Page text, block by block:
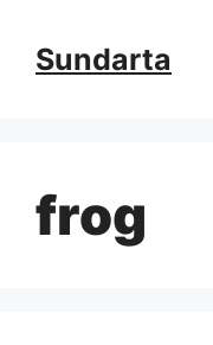
Sundarta
frog